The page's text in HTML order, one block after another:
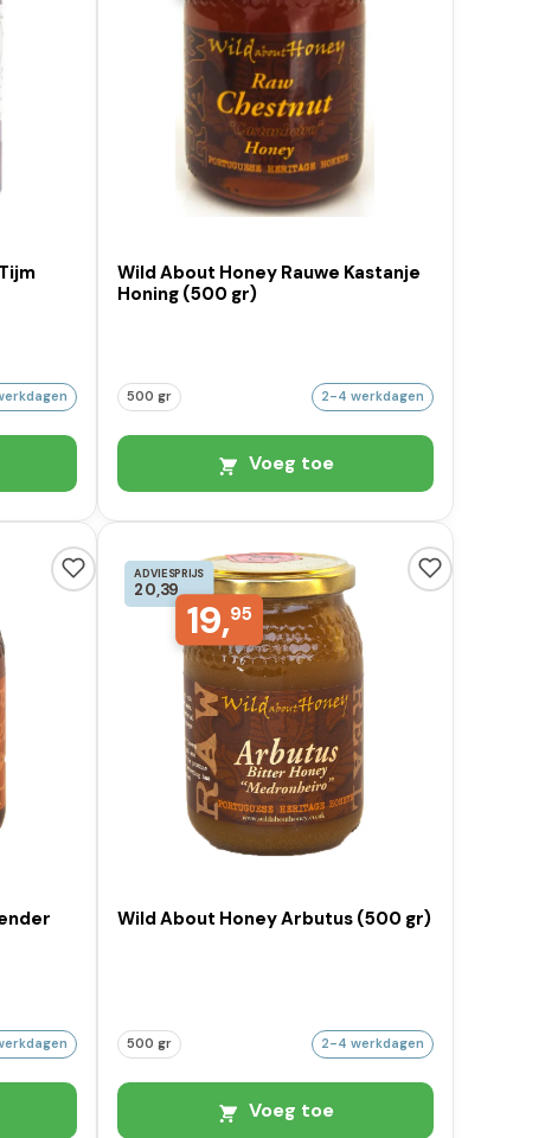
Wild About Honey Rauwe Kastanje
Honing (500 gr)
500 gr 2-4 werkdagen
Voeg toe
ADVIESPRIJS
20,39
19,95
Wild About Honey Arbutus (500 gr)
500 gr 2-4 werkdagen
Voeg toe